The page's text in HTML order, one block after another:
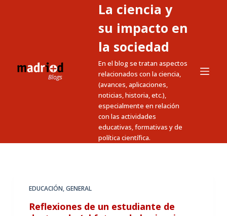
n
La ciencia y
su impacto en
la sociedad
En el blog se tratan aspectos
relacionados con la ciencia,
(avances, aplicaciones,
noticias, historia, etc.),
especialmente en relación
con las actividades
educativas, formativas y de
política científica.
EDUCACIÓN,GENERAL
Reflexiones de un estudiante de